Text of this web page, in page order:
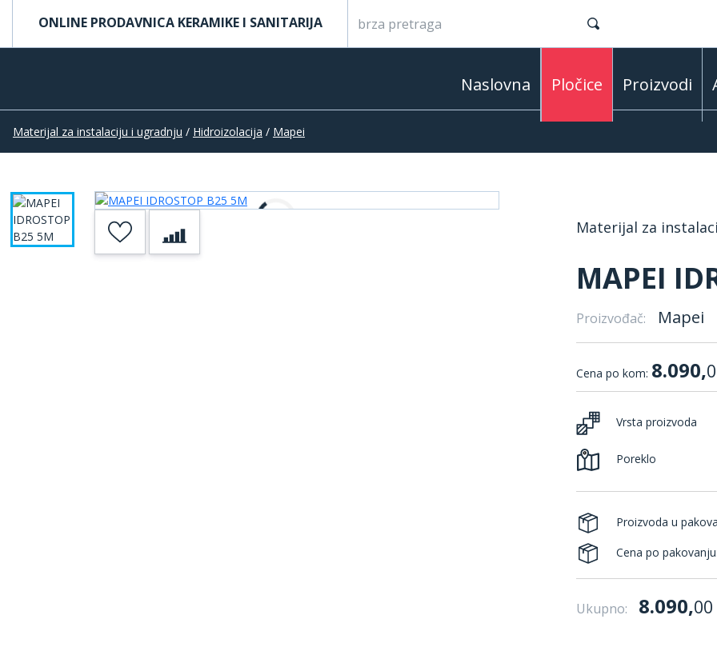
ONLINE PRODAVNICA KERAMIKE I SANITARIJA
Naslovna Pločice Proizvodi
Materijal za instalaciju i ugradnju / Hidroizolacija / Mapei
Materijal za
MAPEI
Proizvođač: Mapei
Cena po kom: 8.090,
Vrsta proizvoda
Poreklo
Proizvoda u
Cena po
Ukupno: 8.090,00